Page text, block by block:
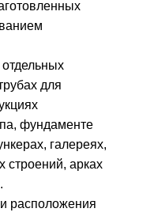
для
фундаменте
галереях,
строений, арках
расположения